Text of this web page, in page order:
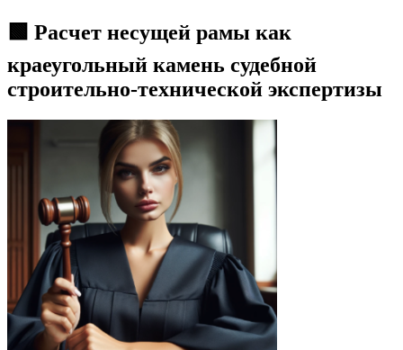
🟩 Расчет несущей рамы как
краеугольный камень судебной
строительно-технической экспертизы